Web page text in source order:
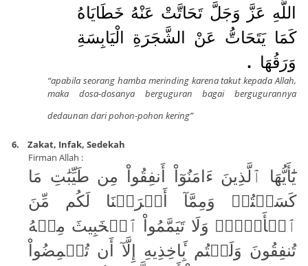
اللَّهِ عَزَّ وَجَلَّ تَحَاتَّتْ عَنْهُ خَطَايَاهُ
كَمَا يَتَحَاتُّ عَنْ الشَّجَرَةِ الْيَابِسَةِ
وَرَقُهَا .
“apabila seorang hamba merinding karena takut kepada Allah,
maka dosa-dosanya berguguran bagai bergugurannya
dedaunan dari pohon-pohon kering”
6.
Zakat, Infak, Sedekah
Firman Allah :
يَٰٓأَيُّهَا ٱلَّذِينَ ءَامَنُوٓاْ أَنفِقُواْ مِن طَيِّبَٰتِ مَا
كَسَبۡتُمۡ وَمِمَّآ أَخۡرَجۡنَا لَكُم مِّنَ
ٱلۡأَرۡضِۖ وَلَا تَيَمَّمُواْ ٱلۡخَبِيثَ مِنۡهُ
تُنفِقُونَ وَلَسۡتُم بِ‍َٔاخِذِيهِ إِلَّآ أَن تُغۡمِضُواْ